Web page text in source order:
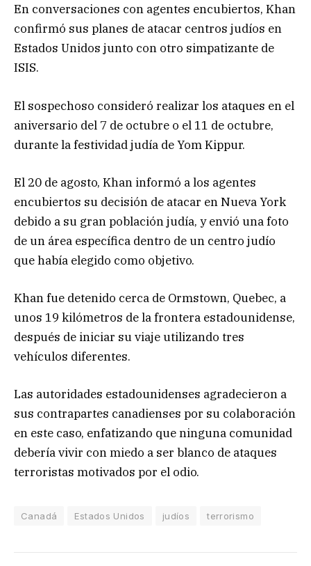
En conversaciones con agentes encubiertos, Khan
confirmó sus planes de atacar centros judíos en
Estados Unidos junto con otro simpatizante de
ISIS.
El sospechoso consideró realizar los ataques en el
aniversario del 7 de octubre o el 11 de octubre,
durante la festividad judía de Yom Kippur.
El 20 de agosto, Khan informó a los agentes
encubiertos su decisión de atacar en Nueva York
debido a su gran población judía, y envió una foto
de un área específica dentro de un centro judío
que había elegido como objetivo.
Khan fue detenido cerca de Ormstown, Quebec, a
unos 19 kilómetros de la frontera estadounidense,
después de iniciar su viaje utilizando tres
vehículos diferentes.
Las autoridades estadounidenses agradecieron a
sus contrapartes canadienses por su colaboración
en este caso, enfatizando que ninguna comunidad
debería vivir con miedo a ser blanco de ataques
terroristas motivados por el odio.
Canadá Estados Unidos judíos terrorismo